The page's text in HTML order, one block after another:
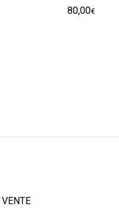
80,00€